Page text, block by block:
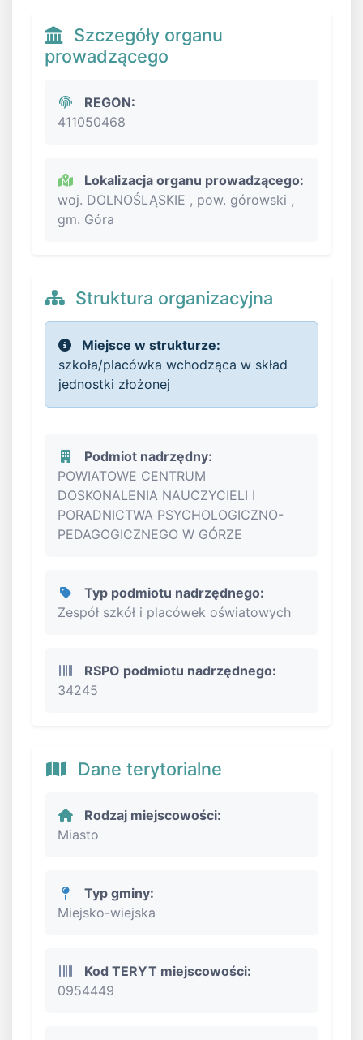
Szczegóły organu
prowadzącego
REGON:
411050468
Lokalizacja organu prowadzącego:
woj. DOLNOŚLĄSKIE , pow. górowski ,
gm. Góra
Struktura organizacyjna
Miejsce w strukturze:
szkoła/placówka wchodząca w skład
jednostki złożonej
Podmiot nadrzędny:
POWIATOWE CENTRUM
DOSKONALENIA NAUCZYCIELI I
PORADNICTWA PSYCHOLOGICZNO-
PEDAGOGICZNEGO W GÓRZE
Typ podmiotu nadrzędnego:
Zespół szkół i placówek oświatowych
RSPO podmiotu nadrzędnego:
34245
Dane terytorialne
Rodzaj miejscowości:
Miasto
Typ gminy:
Miejsko-wiejska
Kod TERYT miejscowości:
0954449